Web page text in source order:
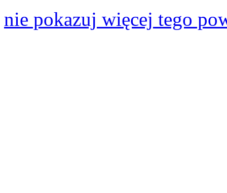
nie pokazuj więcej tego